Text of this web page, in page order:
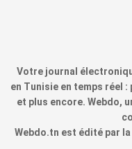
Votre journal
en Tunisie en temps réel
et plus encore. Webdo,
Webdo.tn est édité par la